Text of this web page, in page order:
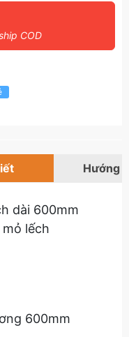
COD
Hướng
dài 600mm
lếch
600mm